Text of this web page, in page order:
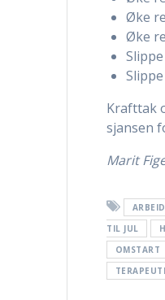
Øke
Øke
Krafttak
sjansen
Marit
TIL JUL
OMSTART